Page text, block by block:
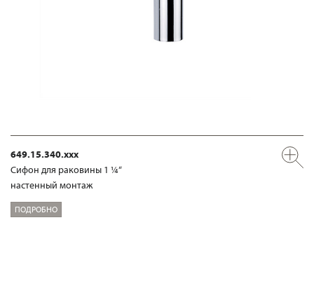
649.15.340.xxx
Сифон для раковины 1 ¼“
настенный монтаж
ПОДРОБНО